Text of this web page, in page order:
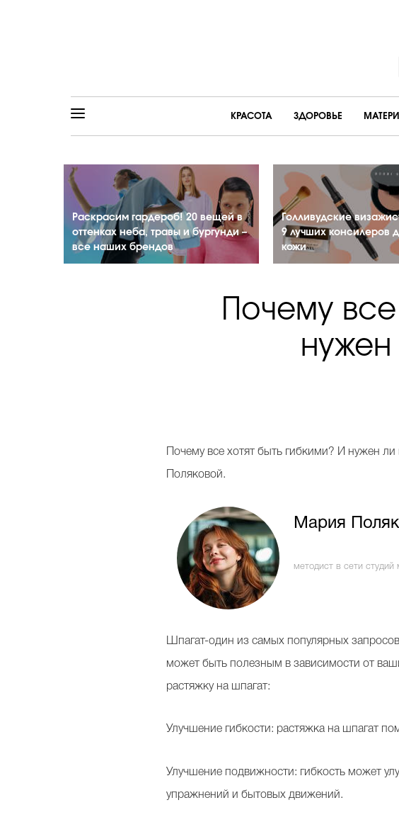
КРАСОТА ЗДОРОВЬЕ
Раскрасим гардероб! 20 вещей в
оттенках неба, травы и бургунди –
все наших брендов
Голливудские
9 лучших консилеров
кожи
Почему
нужен
Почему все хотят быть гибкими? И нужен
Поляковой.
Мария
методист в сети студий
Шпагат-один из самых популярных
может быть полезным в зависимости от
растяжку на шпагат:
Улучшение гибкости: растяжка на шпагат
Улучшение подвижности: гибкость может
упражнений и бытовых движений.